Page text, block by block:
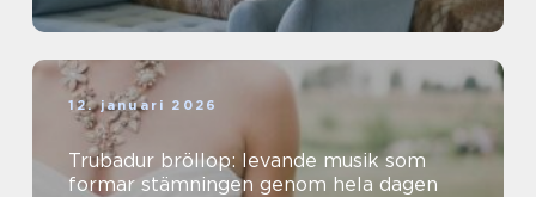
12. januari 2026
Trubadur bröllop: levande musik som
formar stämningen genom hela dagen